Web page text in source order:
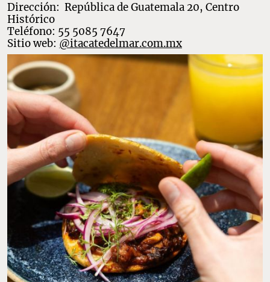
Dirección: República de Guatemala 20, Centro
Histórico
Teléfono: 55 5085 7647
Sitio web: @itacatedelmar.com.mx